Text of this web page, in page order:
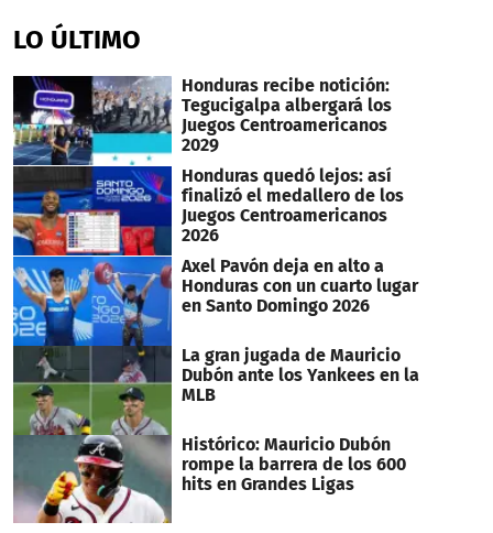
of
57
LO ÚLTIMO
Honduras recibe notición:
Tegucigalpa albergará los
Juegos Centroamericanos
2029
Honduras quedó lejos: así
finalizó el medallero de los
Juegos Centroamericanos
2026
Axel Pavón deja en alto a
Honduras con un cuarto lugar
en Santo Domingo 2026
La gran jugada de Mauricio
Dubón ante los Yankees en la
MLB
Histórico: Mauricio Dubón
rompe la barrera de los 600
hits en Grandes Ligas